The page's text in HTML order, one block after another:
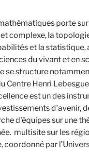
porte
complexe, la
et la statistique,
du vivant et en
se structure
Centre Henri
est un des
d'avenir,
d'équipes sur une
multisite sur les
coordonné par